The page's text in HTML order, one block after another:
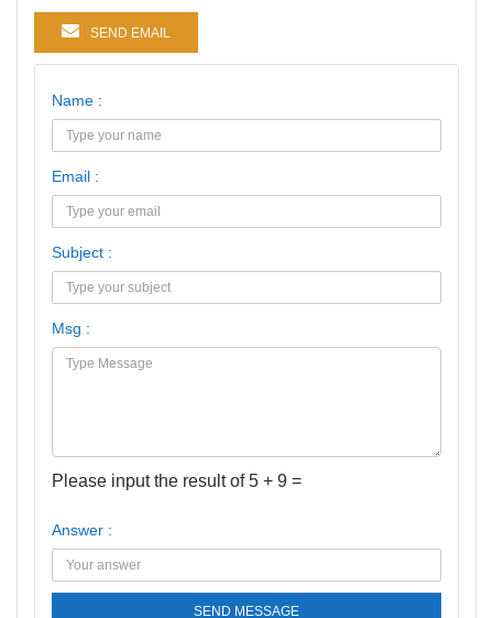
SEND EMAIL
Name :
Email :
Subject :
Msg :
Please input the result of 5 + 9 =
Answer :
SEND MESSAGE